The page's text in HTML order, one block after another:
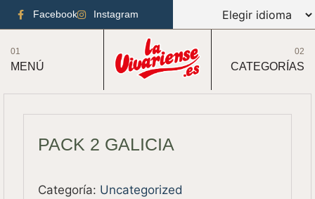
Facebook Instagram
01
MENÚ
02
CATEGORÍAS
PACK 2 GALICIA
Categoría: Uncategorized